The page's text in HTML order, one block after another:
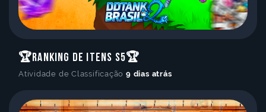
🏆Ranking de Itens S5🏆
Atividade de Classificação 9 dias atrás